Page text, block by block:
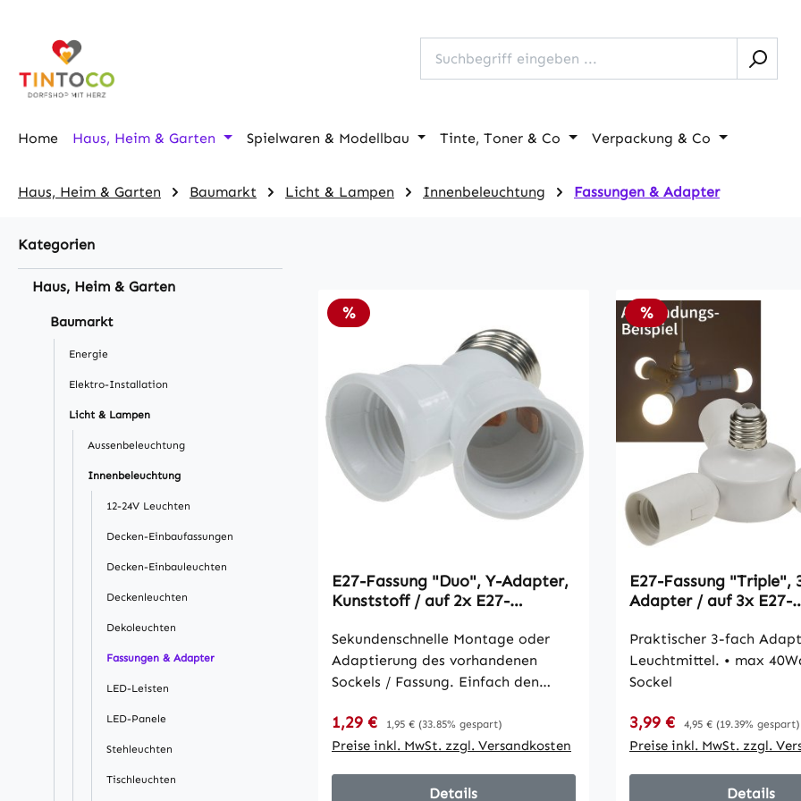
Home Haus, Heim & Garten Spielwaren & Modellbau Tinte, Toner & Co Verpackung & Co
Haus, Heim & Garten Baumarkt Licht & Lampen Innenbeleuchtung Fassungen & Adapter
Kategorien
Haus, Heim & Garten
Baumarkt
Energie
Elektro-Installation
Licht & Lampen
Aussenbeleuchtung
Innenbeleuchtung
12-24V Leuchten
Decken-Einbaufassungen
Decken-Einbauleuchten
Deckenleuchten
Dekoleuchten
Fassungen & Adapter
LED-Leisten
LED-Panele
Stehleuchten
Tischleuchten
Rabatt
%
E27-Fassung "Duo", Y-Adapter,
Kunststoff / auf 2x E27-
Sekundenschnelle Montage oder
Adaptierung des vorhandenen
Sockels / Fassung. Einfach den
setzen / schrauben, den Lampen
Sockel Adapter ebenfalls einsetzen
Projektes das Leuchtmittel
Verkaufspreis:
1,29 € Regulärer Preis:
1,95 € (33.85% gespart)
Preise inkl. MwSt. zzgl. Versandkosten
Details
Rabatt
%
E27-Fassung "Triple",
Adapter / auf 3x E27-
Praktischer 3-fach
Leuchtmittel. • max 40Watt je
Sockel
Verkaufspreis:
3,99 € Regulärer Preis:
4,95 € (19.39% gespart)
Preise inkl. MwSt. zzgl.
Details